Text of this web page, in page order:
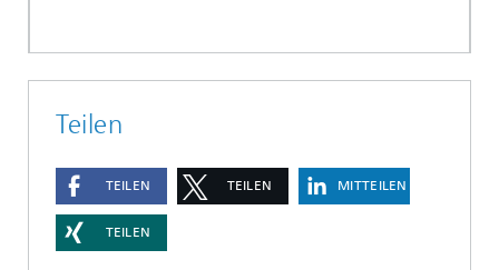
Teilen
TEILEN TEILEN MITTEILEN
TEILEN